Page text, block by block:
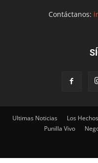
Contáctanos:
Ultimas Noticias Los Hechos
Punilla Vivo